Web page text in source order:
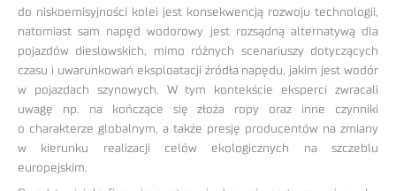
do niskoemisyjności kolei jest konsekwencją rozwoju technologii,
natomiast sam napęd wodorowy jest rozsądną alternatywą dla
pojazdów dieslowskich, mimo różnych scenariuszy dotyczących
czasu i uwarunkowań eksploatacji źródła napędu, jakim jest wodór
w pojazdach szynowych. W tym kontekście eksperci zwracali
uwagę np. na kończące się złoża ropy oraz inne czynniki
o charakterze globalnym, a także presję producentów na zmiany
w kierunku realizacji celów ekologicznych na szczeblu
europejskim.